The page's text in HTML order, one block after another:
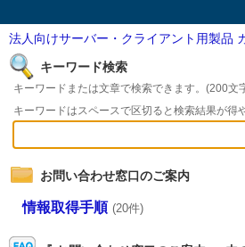
法人向けサーバー・クライアント用製品
キーワード検索
キーワードまたは文章で検索できます。(200文
キーワードはスペースで区切ると検索結果が得
お問い合わせ窓口のご案内
情報取得手順 (20件)